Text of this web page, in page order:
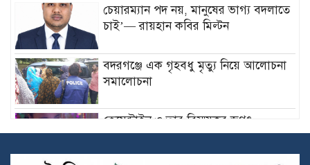
চেয়ারম্যান পদ নয়, মানুষের ভাগ্য বদলাতে
চাই’— রায়হান কবির মিল্টন
বদরগঞ্জে এক গৃহবধু মৃত্যু নিয়ে আলোচনা
সমালোচনা
ক্লেমেন্টাইন ও তার বিস্ময়কর জগৎ